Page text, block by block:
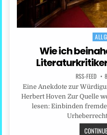
Wie ich
RSS-FEED
Eine Anekdote zur
Herbert Hoven Zur Quelle
lesen: Einbinden